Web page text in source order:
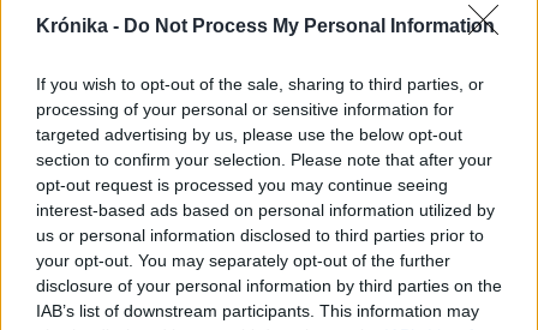
Krónika - Do Not Process My Personal Information
If you wish to opt-out of the sale, sharing to third parties, or
processing of your personal or sensitive information for
targeted advertising by us, please use the below opt-out
section to confirm your selection. Please note that after your
opt-out request is processed you may continue seeing
interest-based ads based on personal information utilized by
us or personal information disclosed to third parties prior to
your opt-out. You may separately opt-out of the further
disclosure of your personal information by third parties on the
IAB’s list of downstream participants. This information may
státusát, és közpénzből
próbál befolyást és
politikai jóindulatot
vásárolni Washingtonban.
Azzal vádolja a
washingtoni román